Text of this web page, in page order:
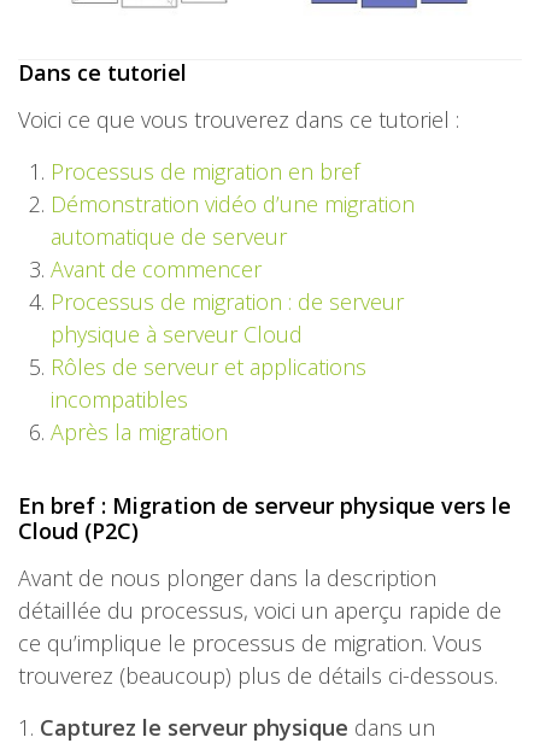
Dans ce tutoriel
Voici ce que vous trouverez dans ce tutoriel :
Processus de migration en bref
Démonstration vidéo d’une migration
automatique de serveur
Avant de commencer
Processus de migration : de serveur
physique à serveur Cloud
Rôles de serveur et applications
incompatibles
Après la migration
En bref : Migration de serveur physique vers le
Cloud (P2C)
Avant de nous plonger dans la description
détaillée du processus, voici un aperçu rapide de
ce qu’implique le processus de migration. Vous
trouverez (beaucoup) plus de détails ci-dessous.
1. Capturez le serveur physique dans un